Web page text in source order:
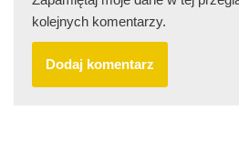
kolejnych komentarzy.